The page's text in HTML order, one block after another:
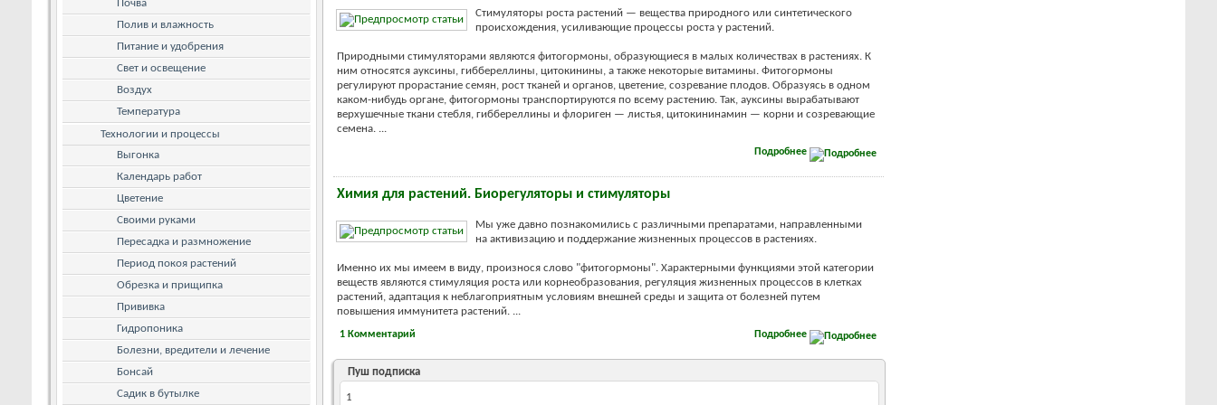
Стимуляторы роста растений — вещества природного или синтетического
происхождения, усиливающие процессы роста у растений.
Природными стимуляторами являются фитогормоны, образующиеся в малых количествах в растениях. К
ним относятся ауксины, гиббереллины, цитокинины, а также некоторые витамины. Фитогормоны
регулируют прорастание семян, рост тканей и органов, цветение, созревание плодов. Образуясь в одном
каком-нибудь органе, фитогормоны транспортируются по всему растению. Так, ауксины вырабатывают
верхушечные ткани стебля, гиббереллины и флориген — листья, цитокининамин — корни и созревающие
семена. ...
Подробнее
Химия для растений. Биорегуляторы и стимуляторы
Мы уже давно познакомились с различными препаратами, направленными
на активизацию и поддержание жизненных процессов в растениях.
Именно их мы имеем в виду, произнося слово "фитогормоны". Характерными функциями этой категории
веществ являются стимуляция роста или корнеобразования, регуляция жизненных процессов в клетках
растений, адаптация к неблагоприятным условиям внешней среды и защита от болезней путем
повышения иммунитета растений. ...
Подробнее
1 Комментарий
Пуш подписка
1
Почва
Полив и влажность
Питание и удобрения
Свет и освещение
Воздух
Температура
Технологии и процессы
Выгонка
Календарь работ
Цветение
Своими руками
Пересадка и размножение
Период покоя растений
Обрезка и прищипка
Прививка
Гидропоника
Болезни, вредители и лечение
Бонсай
Садик в бутылке